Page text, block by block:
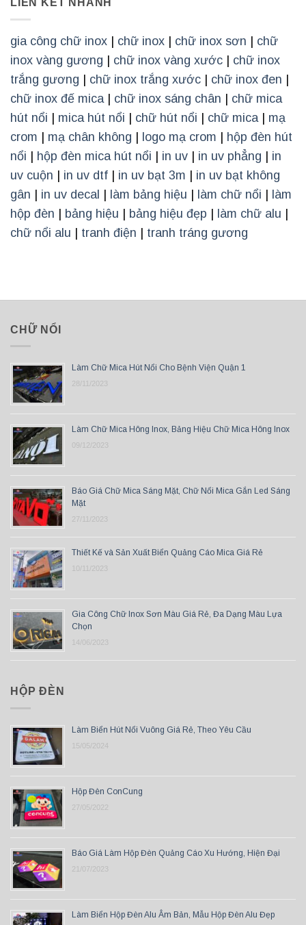
LIÊN KẾT NHANH
gia công chữ inox | chữ inox | chữ inox sơn | chữ
inox vàng gương | chữ inox vàng xước | chữ inox
trắng gương | chữ inox trắng xước | chữ inox đen |
chữ inox đế mica | chữ inox sáng chân | chữ mica
hút nổi | mica hút nổi | chữ hút nổi | chữ mica | mạ
crom | mạ chân không | logo mạ crom | hộp đèn hút
nổi | hộp đèn mica hút nổi | in uv | in uv phẳng | in
uv cuộn | in uv dtf | in uv bạt 3m | in uv bạt không
gân | in uv decal | làm bảng hiệu | làm chữ nổi | làm
hộp đèn | bảng hiệu | bảng hiệu đẹp | làm chữ alu |
chữ nổi alu | tranh điện | tranh tráng gương
CHỮ NỔI
Làm Chữ Mica Hút Nổi Cho Bệnh Viện Quận 1
28/11/2023
Làm Chữ Mica Hông Inox, Bảng Hiệu Chữ Mica Hông Inox
09/12/2023
Báo Giá Chữ Mica Sáng Mặt, Chữ Nổi Mica Gắn Led Sáng
Mặt
27/11/2023
Thiết Kế và Sản Xuất Biển Quảng Cáo Mica Giá Rẻ
10/11/2023
Gia Công Chữ Inox Sơn Màu Giá Rẻ, Đa Dạng Màu Lựa
Chọn
14/06/2023
HỘP ĐÈN
Làm Biển Hút Nổi Vuông Giá Rẻ, Theo Yêu Cầu
15/05/2024
Hộp Đèn ConCung
27/05/2022
Báo Giá Làm Hộp Đèn Quảng Cáo Xu Hướng, Hiện Đại
21/07/2023
Làm Biển Hộp Đèn Alu Âm Bản, Mẫu Hộp Đèn Alu Đẹp